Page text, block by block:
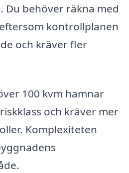
Du behöver räkna med
kontrollplanen
och kräver fler
100 kvm hamnar
och kräver mer
Komplexiteten